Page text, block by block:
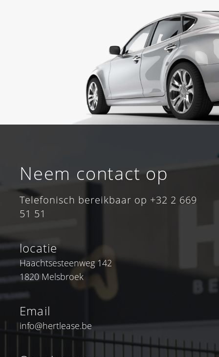
Neem contact op
Telefonisch bereikbaar op +32 2 669
51 51
locatie
Haachtsesteenweg 142
1820 Melsbroek
Email
info@hertlease.be